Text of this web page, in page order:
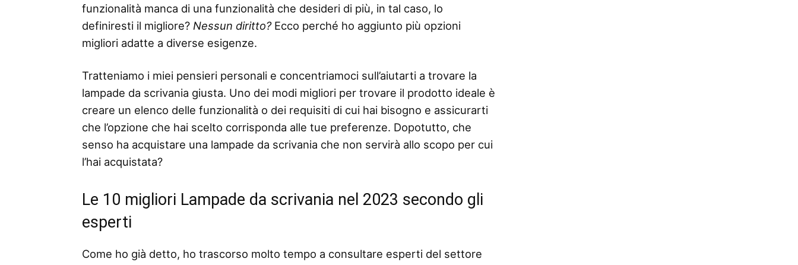
funzionalità manca di una funzionalità che desideri di più, in tal caso, lo
definiresti il ​​migliore? Nessun diritto?Ecco perché ho aggiunto più opzioni
migliori adatte a diverse esigenze.
Tratteniamo i miei pensieri personali e concentriamoci sull’aiutarti a trovare la
lampade da scrivania giusta. Uno dei modi migliori per trovare il prodotto ideale è
creare un elenco delle funzionalità o dei requisiti di cui hai bisogno e assicurarti
che l’opzione che hai scelto corrisponda alle tue preferenze. Dopotutto, che
senso ha acquistare una lampade da scrivania che non servirà allo scopo per cui
l’hai acquistata?
Le 10 migliori Lampade da scrivania nel 2023 secondo gli
esperti
Come ho già detto, ho trascorso molto tempo a consultare esperti del settore